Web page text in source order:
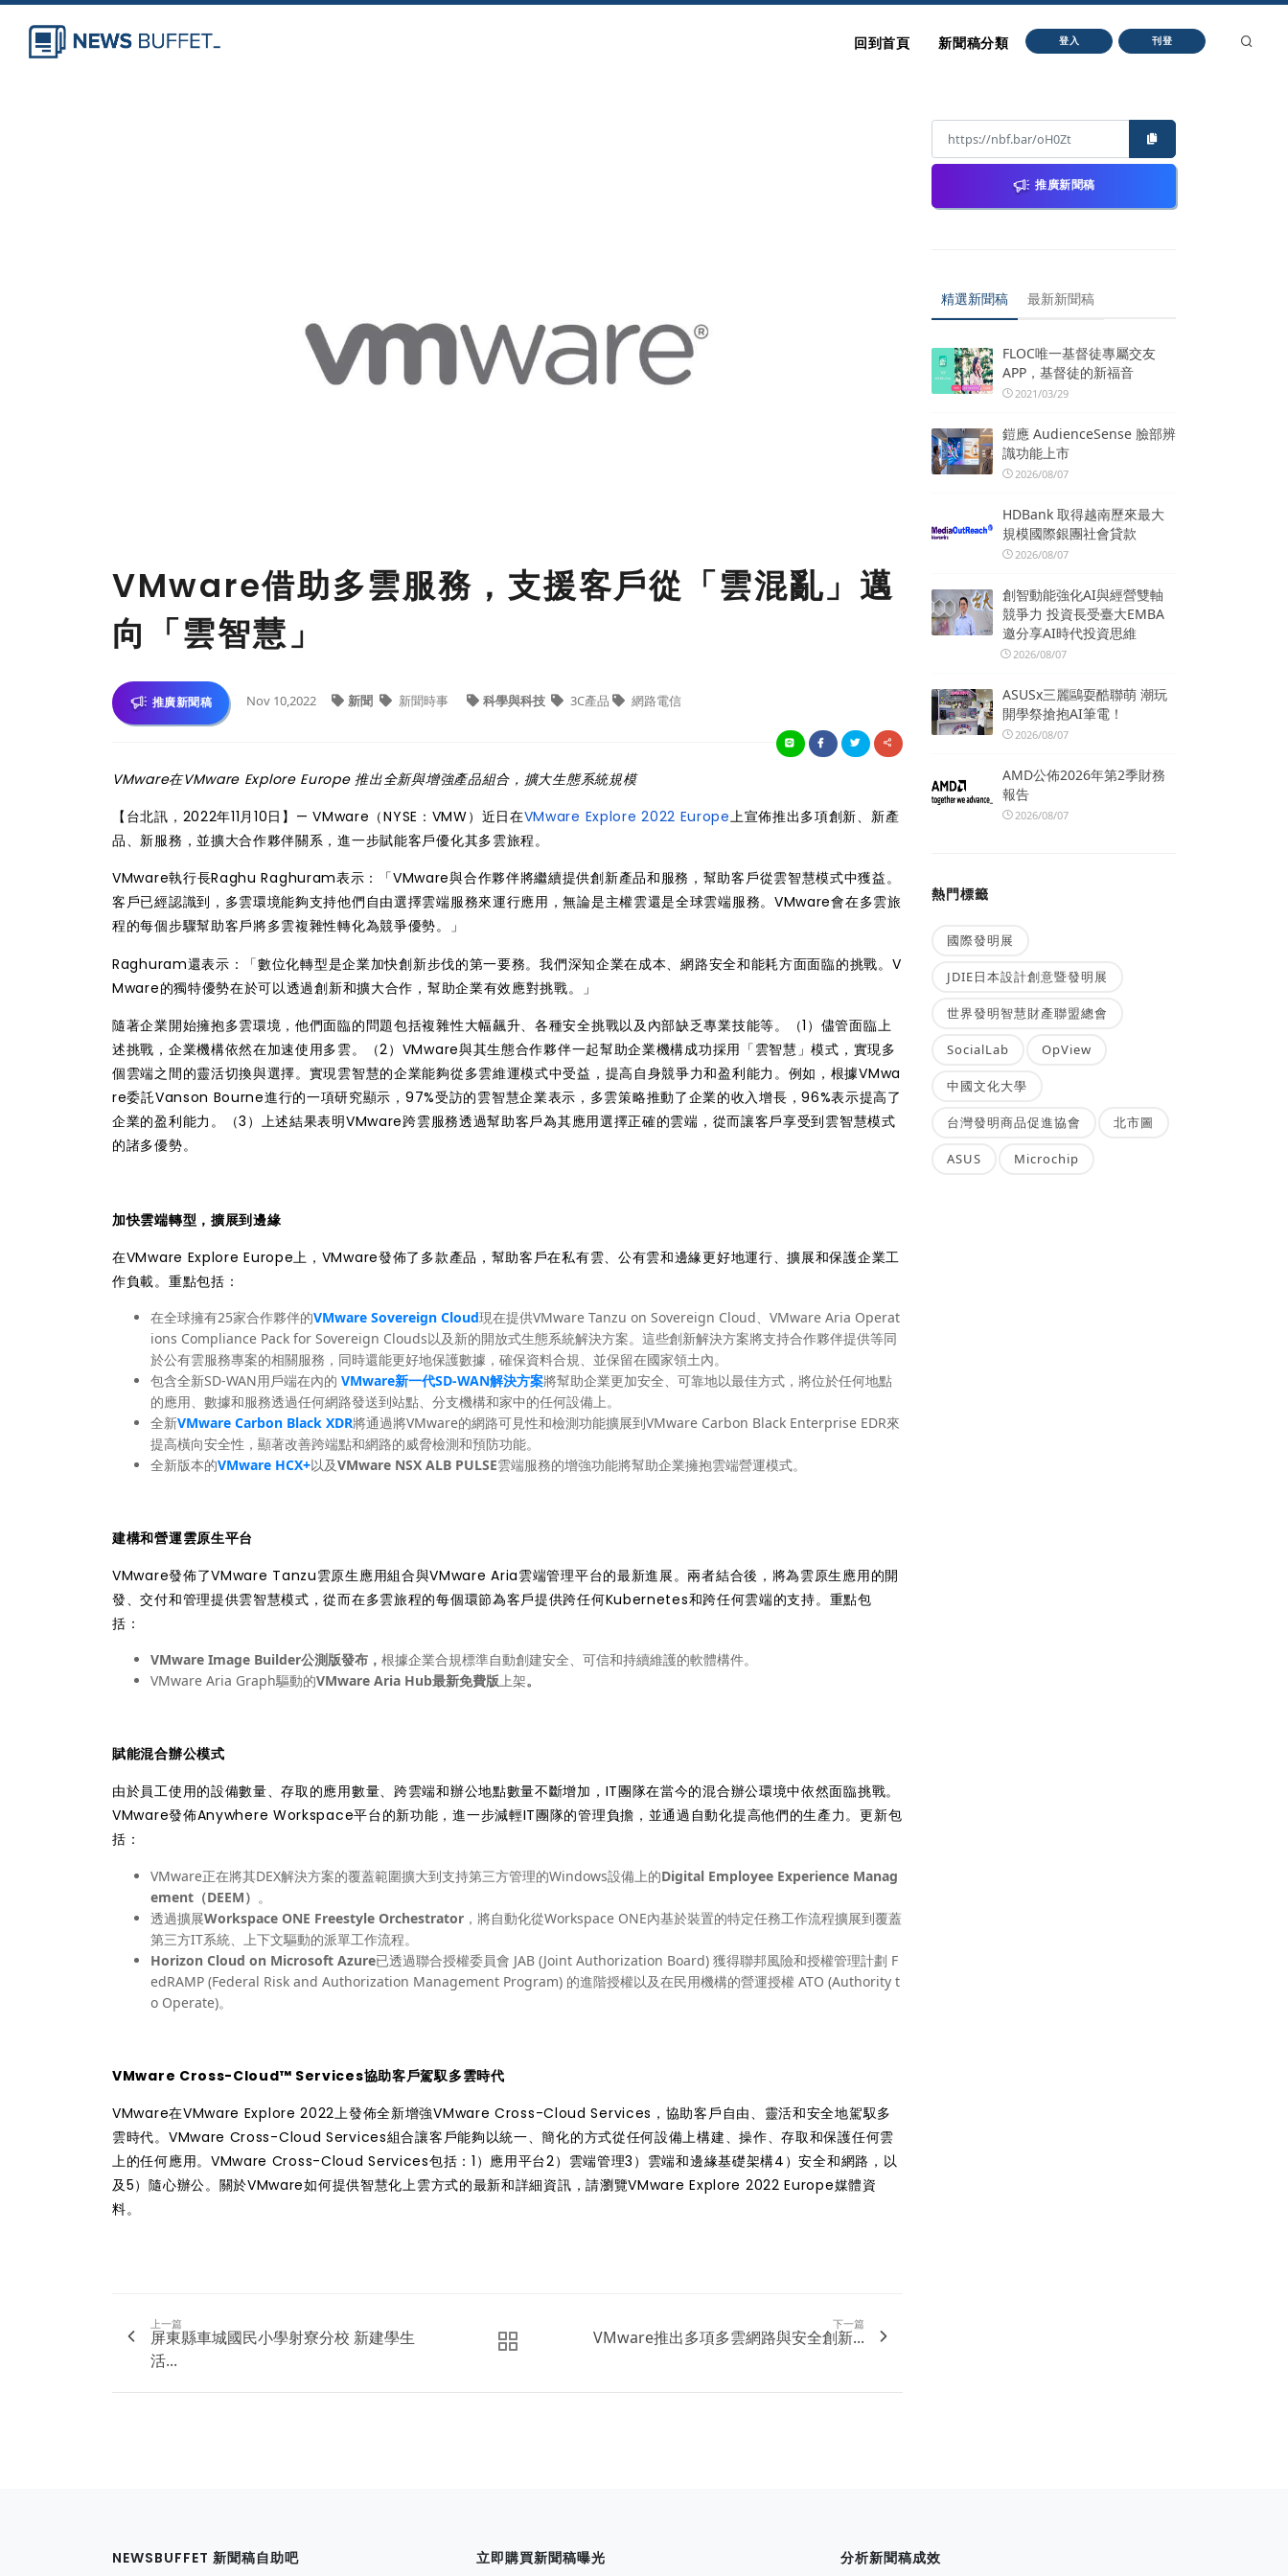
回到首頁 新聞稿分類 登入 刊登
VMware借助多雲服務，支援客戶從「雲混亂」邁
向「雲智慧」
推廣新聞稿 Nov 10,2022 新聞 新聞時事 科學與科技 3C產品 網路電信
VMware在VMware Explore Europe 推出全新與增強產品組合，擴大生態系統規模
【台北訊，2022年11月10日】— VMware（NYSE：VMW）近日在VMware Explore 2022 Europe上宣佈推出多項創新、新產
品、新服務，並擴大合作夥伴關系，進一步賦能客戶優化其多雲旅程。
VMware執行長Raghu Raghuram表示：「VMware與合作夥伴將繼續提供創新產品和服務，幫助客戶從雲智慧模式中獲益。
客戶已經認識到，多雲環境能夠支持他們自由選擇雲端服務來運行應用，無論是主權雲還是全球雲端服務。VMware會在多雲旅
程的每個步驟幫助客戶將多雲複雜性轉化為競爭優勢。」
Raghuram還表示：「數位化轉型是企業加快創新步伐的第一要務。我們深知企業在成本、網路安全和能耗方面面臨的挑戰。V
Mware的獨特優勢在於可以透過創新和擴大合作，幫助企業有效應對挑戰。」
隨著企業開始擁抱多雲環境，他們面臨的問題包括複雜性大幅飆升、各種安全挑戰以及內部缺乏專業技能等。（1）儘管面臨上
述挑戰，企業機構依然在加速使用多雲。（2）VMware與其生態合作夥伴一起幫助企業機構成功採用「雲智慧」模式，實現多
個雲端之間的靈活切換與選擇。實現雲智慧的企業能夠從多雲維運模式中受益，提高自身競爭力和盈利能力。例如，根據VMwa
re委託Vanson Bourne進行的一項研究顯示，97%受訪的雲智慧企業表示，多雲策略推動了企業的收入增長，96%表示提高了
企業的盈利能力。（3）上述結果表明VMware跨雲服務透過幫助客戶為其應用選擇正確的雲端，從而讓客戶享受到雲智慧模式
的諸多優勢。
加快雲端轉型，擴展到邊緣
在VMware Explore Europe上，VMware發佈了多款產品，幫助客戶在私有雲、公有雲和邊緣更好地運行、擴展和保護企業工
作負載。重點包括：
在全球擁有25家合作夥伴的VMware Sovereign Cloud現在提供VMware Tanzu on Sovereign Cloud、VMware Aria Operat
ions Compliance Pack for Sovereign Clouds以及新的開放式生態系統解決方案。這些創新解決方案將支持合作夥伴提供等同
於公有雲服務專案的相關服務，同時還能更好地保護數據，確保資料合規、並保留在國家領土內。
包含全新SD-WAN用戶端在內的 VMware新一代SD-WAN解決方案將幫助企業更加安全、可靠地以最佳方式，將位於任何地點
的應用、數據和服務透過任何網路發送到站點、分支機構和家中的任何設備上。
全新VMware Carbon Black XDR將通過將VMware的網路可見性和檢測功能擴展到VMware Carbon Black Enterprise EDR來
提高橫向安全性，顯著改善跨端點和網路的威脅檢測和預防功能。
全新版本的VMware HCX+以及VMware NSX ALB PULSE雲端服務的增強功能將幫助企業擁抱雲端營運模式。
建構和營運雲原生平台
VMware發佈了VMware Tanzu雲原生應用組合與VMware Aria雲端管理平台的最新進展。兩者結合後，將為雲原生應用的開
發、交付和管理提供雲智慧模式，從而在多雲旅程的每個環節為客戶提供跨任何Kubernetes和跨任何雲端的支持。重點包
括：
VMware Image Builder公測版發布， 根據企業合規標準自動創建安全、可信和持續維護的軟體構件。
VMware Aria Graph驅動的VMware Aria Hub最新免費版上架。
賦能混合辦公模式
由於員工使用的設備數量、存取的應用數量、跨雲端和辦公地點數量不斷增加，IT團隊在當今的混合辦公環境中依然面臨挑戰。
VMware發佈Anywhere Workspace平台的新功能，進一步減輕IT團隊的管理負擔，並通過自動化提高他們的生產力。更新包
括：
VMware正在將其DEX解決方案的覆蓋範圍擴大到支持第三方管理的Windows設備上的Digital Employee Experience Manag
ement（DEEM） 。
透過擴展Workspace ONE Freestyle Orchestrator ，將自動化從Workspace ONE內基於裝置的特定任務工作流程擴展到覆蓋
第三方IT系統、上下文驅動的派單工作流程。
Horizon Cloud on Microsoft Azure已透過聯合授權委員會 JAB (Joint Authorization Board) 獲得聯邦風險和授權管理計劃 F
edRAMP (Federal Risk and Authorization Management Program) 的進階授權以及在民用機構的營運授權 ATO (Authority t
o Operate)。
VMware Cross-Cloud™ Services協助客戶駕馭多雲時代
VMware在VMware Explore 2022上發佈全新增強VMware Cross-Cloud Services，協助客戶自由、靈活和安全地駕馭多
雲時代。VMware Cross-Cloud Services組合讓客戶能夠以統一、簡化的方式從任何設備上構建、操作、存取和保護任何雲
上的任何應用。VMware Cross-Cloud Services包括：1）應用平台2）雲端管理3）雲端和邊緣基礎架構4）安全和網路，以
及5）隨心辦公。關於VMware如何提供智慧化上雲方式的最新和詳細資訊，請瀏覽VMware Explore 2022 Europe媒體資
料。
上一篇
屏東縣車城國民小學射寮分校 新建學生
活...
下一篇
VMware推出多項多雲網路與安全創新...
推廣新聞稿
精選新聞稿 最新新聞稿
FLOC唯一基督徒專屬交友
APP，基督徒的新福音
2021/03/29
鎧應 AudienceSense 臉部辨
識功能上市
2026/08/07
HDBank 取得越南歷來最大
規模國際銀團社會貸款
2026/08/07
創智動能強化AI與經營雙軸
競爭力 投資長受臺大EMBA
邀分享AI時代投資思維
2026/08/07
ASUSx三麗鷗耍酷聯萌 潮玩
開學祭搶抱AI筆電！
2026/08/07
AMD公佈2026年第2季財務
報告
2026/08/07
熱門標籤
國際發明展
JDIE日本設計創意暨發明展
世界發明智慧財產聯盟總會
SocialLab OpView
中國文化大學
台灣發明商品促進協會 北市圖
ASUS Microchip
NEWSBUFFET 新聞稿自助吧 立即購買新聞稿曝光 分析新聞稿成效